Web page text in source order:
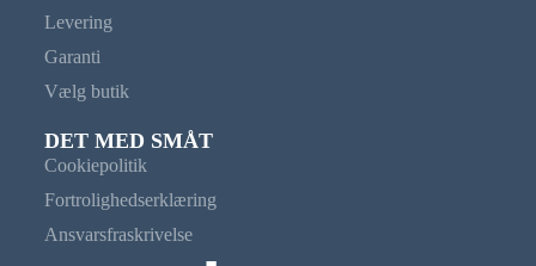
Levering
Garanti
Vælg butik
DET MED SMÅT
Cookiepolitik
Fortrolighedserklæring
Ansvarsfraskrivelse